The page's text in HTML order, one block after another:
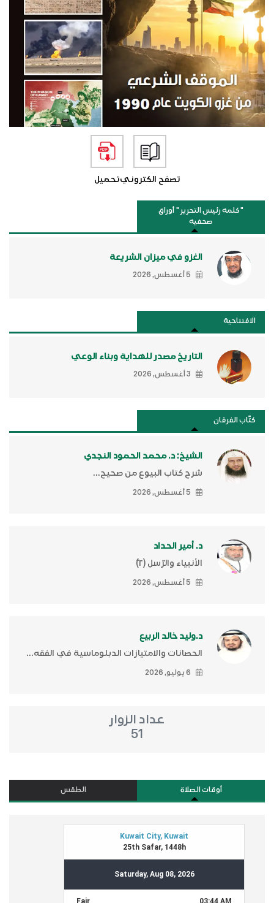
تصفح الكترونيتحميل
"كلمة رئيس التحرير " أوراق
صحفية
الغزو في ميزان الشريعة
5 أغسطس, 2026
الافتتاحية
التاريخ مصدر للهداية وبناء الوعي
3 أغسطس, 2026
كتَّاب الفرقان
الشيخ: د. محمد الحمود النجدي
شرح كتاب البيوع من صحيح...
5 أغسطس, 2026
د. أمير الحداد
الأنبياء والرّسل (٢)ّ
5 أغسطس, 2026
د.وليد خالد الربيع
الحصانات والامتيازات الدبلوماسية في الفقه...
6 يوليو, 2026
عداد الزوار
51
أوقات الصلاة الطقس